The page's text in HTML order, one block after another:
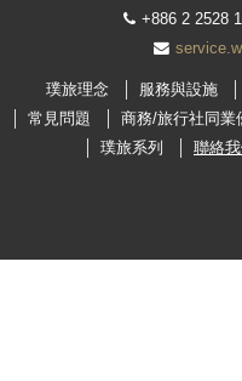
商務/旅行社同業優惠專
旅展票券兌換
最新消息
+886 2 2528
璞旅理念 服務與設施
常見問題
商務/旅行社同業
璞旅系列
聯絡